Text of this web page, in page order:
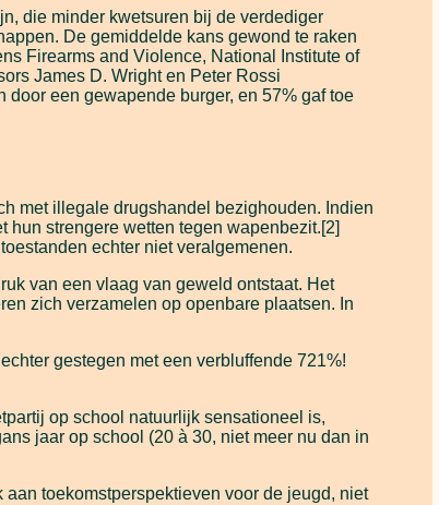
die minder kwetsuren bij de verdediger
De gemiddelde kans gewond te raken
Firearms and Violence, National Institute of
James D. Wright en Peter Rossi
een gewapende burger, en 57% gaf toe
met illegale drugshandel bezighouden. Indien
strengere wetten tegen wapenbezit.[2]
echter niet veralgemenen.
van een vlaag van geweld ontstaat. Het
zich verzamelen op openbare plaatsen. In
gestegen met een verbluffende 721%!
op school natuurlijk sensationeel is,
jaar op school (20 à 30, niet meer nu dan in
toekomstperspektieven voor de jeugd, niet